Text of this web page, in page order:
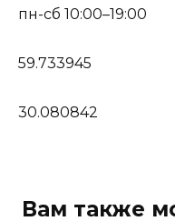
пн-сб 10:00–19:00
59.733945
30.080842
Вам также